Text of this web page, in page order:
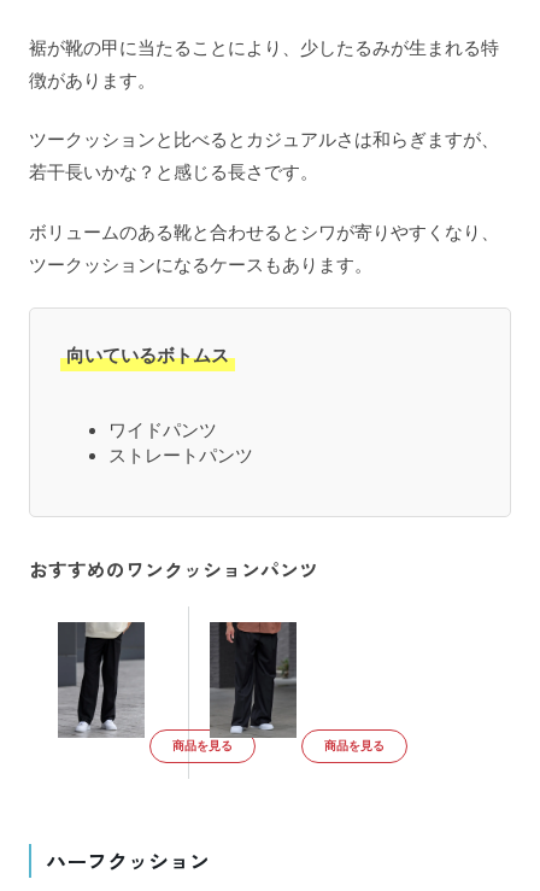
裾が靴の甲に当たることにより、少したるみが生まれる特
徴があります。
ツークッションと比べるとカジュアルさは和らぎますが、
若干長いかな？と感じる長さです。
ボリュームのある靴と合わせるとシワが寄りやすくなり、
ツークッションになるケースもあります。
向いているボトムス
ワイドパンツ
ストレートパンツ
おすすめのワンクッションパンツ
商品を見る 商品を見る
ハーフクッション